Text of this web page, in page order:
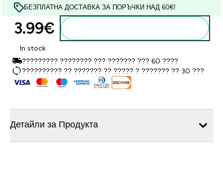
БЕЗПЛАТНА ДОСТАВКА ЗА ПОРЪЧКИ НАД 60€!
3.99€‎
In stock
????????? ???????? ??? ??????? ??? 60 ????
?????????? ?? ??????? ?? ????? ? ??????? ?? 30 ???
Детайли за Продукта